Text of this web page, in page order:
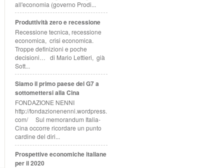
all'economia (governo Prodi...
Produttività zero e recessione
Recessione tecnica, recessione
economica, crisi economica.
Troppe definizioni e poche
decisioni… di Mario Lettieri, già
Sott...
Siamo il primo paese del G7 a
sottomettersi alla Cina
FONDAZIONE NENNI
http://fondazionenenni.wordpress.
com/ Sul memorandum Italia-
Cina occorre ricordare un punto
cardine del diri...
Prospettive economiche italiane
per il 2020